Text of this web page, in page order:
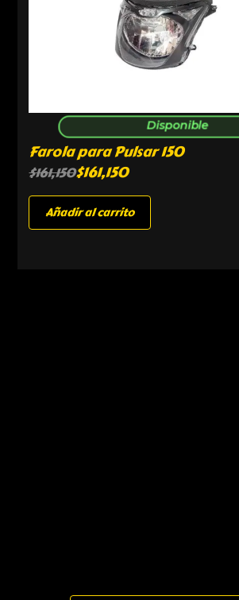
Disponible
Farola para Pulsar 150
$161,150$161,150
Añadir al carrito